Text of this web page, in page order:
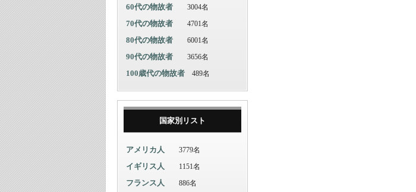
60代の物故者 3004名
70代の物故者 4701名
80代の物故者 6001名
90代の物故者 3656名
100歳代の物故者 489名
国家別リスト
アメリカ人 3779名
イギリス人 1151名
フランス人 886名